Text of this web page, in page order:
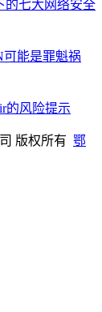
的七大网络安全
可能是罪魁祸
的风险提示
版权所有 鄂